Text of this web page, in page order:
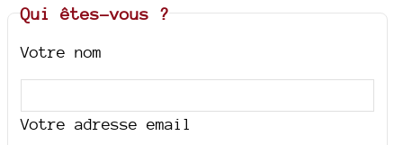
Qui êtes-vous ?
Votre nom
Votre adresse email